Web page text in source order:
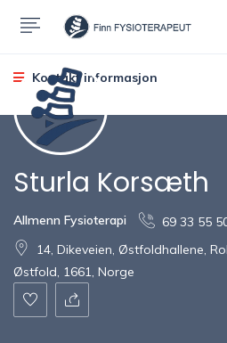
Kontakt informasjon
Sturla Korsæth
Allmenn Fysioterapi
69 33 55
14, Dikeveien, Østfoldhallene,
Østfold, 1661, Norge